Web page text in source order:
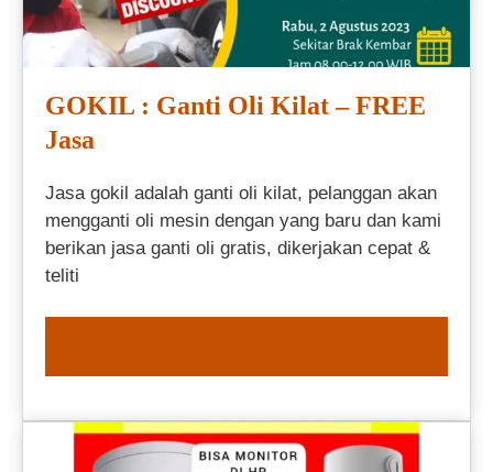
GOKIL : Ganti Oli Kilat – FREE
Jasa
Jasa gokil adalah ganti oli kilat, pelanggan akan
mengganti oli mesin dengan yang baru dan kami
berikan jasa ganti oli gratis, dikerjakan cepat &
teliti